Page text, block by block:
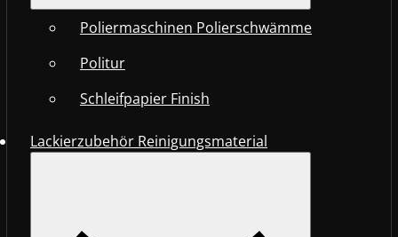
Poliermaschinen Polierschwämme
Politur
Schleifpapier Finish
Lackierzubehör Reinigungsmaterial